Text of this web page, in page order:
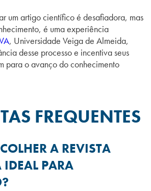
um artigo científico é desafiadora, mas
é uma experiência
, Universidade Veiga de Almeida,
desse processo e incentiva seus
para o avanço do conhecimento
FREQUENTES
A REVISTA
PARA